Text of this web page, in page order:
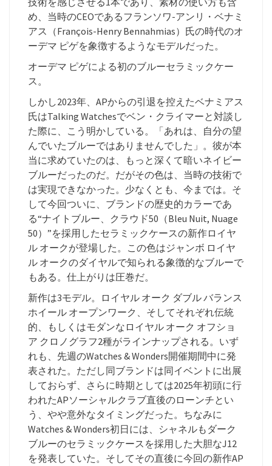
め、当時のCEOであるフランソワ-アンリ・ベナミ
アス（François-Henry Bennahmias）氏の時代のオ
ーデマ ピゲを象徴するようなモデルだった。
オーデマ ピゲによる初のブルーセラミックケー
ス。
しかし2023年、APからの引退を控えたベナミアス
氏はTalking Watchesでベン・クライマーと対談し
た際に、こう明かしている。「あれは、自分の望
んでいたブルーではありませんでした」。彼が本
当に求めていたのは、もっと深くて暗いネイビー
ブルーだったのだ。だがその色は、当時の技術で
は実現できなかった。少なくとも、今までは。そ
して今回ついに、ブランドの歴史的カラーであ
る“ナイトブルー、クラウド50（Bleu Nuit, Nuage
50）”を採用したセラミックケースの新作ロイヤ
ル オークが登場した。この色はジャンボ ロイヤ
ル オークのダイヤルで知られる象徴的なブルーで
もある。仕上がりは圧巻だ。
新作は3モデル。ロイヤル オーク ダブル バランス
ホイール オープンワーク、そしてそれぞれ伝統
的、もしくはモダンなロイヤル オーク オフショ
ア クロノグラフ2種がラインナップされる。いず
れも、先週のWatches & Wonders開催期間中に発
表された。ただし同ブランドは同イベントに出展
しておらず、さらに時期としては2025年初頭に行
われたAPソーシャルクラブ直後のローンチとい
う、やや意外なタイミングだった。ちなみに
Watches & Wonders初日には、シャネルもダーク
ブルーのセラミックケースを採用した大胆なJ12
を発表していた。そしてその直後に今回の新作AP